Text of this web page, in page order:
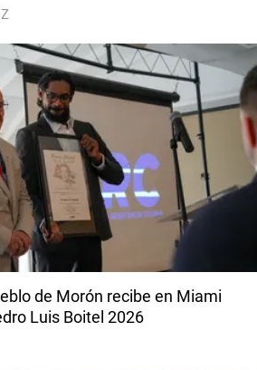
de Morón recibe en Miami
Luis Boitel 2026